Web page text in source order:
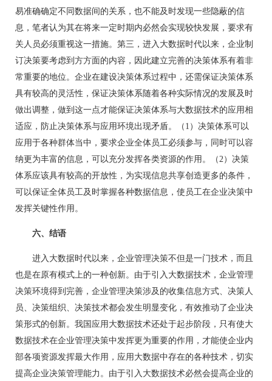
易准确确定不同数据间的关系，也不能及时发现一些隐蔽的信
息，笔者认为其在将来一定时期内必然会实现较快发展，要求有
关人员必须重视这一措施。第三，进入大数据时代以来，企业制
订决策要考虑到方方面的内容，因此建立完善的决策体系有着非
常重要的地位。企业在建设决策体系过程中，还需保证决策体系
具有较高的灵活性，保证决策体系随着各种实际情况的发展及时
做出调整，做到这一点才能保证决策体系与大数据技术的应用相
适应，防止决策体系与应用环境出现矛盾。（1）决策体系可以
应用于各种群体当中，要求企业全体员工必须参与，同时可以容
纳更为丰富的信息，可以充分发挥各类资源的作用。（2）决策
体系应该具有较高的开放性，为实现信息共享创造更多的条件，
可以保证全体员工及时掌握各种数据信息，使员工在企业决策中
发挥关键性作用。
六、结语
进入大数据时代以来，企业管理决策不但是一门技术，而且
也是在原有模式上的一种创新。由于引入大数据技术，企业管理
决策环境得到完善，企业管理决策涉及的收集信息方式、决策人
员、决策组织、决策技术都会发生明显变化，有效推动了企业决
策形式的创新。我国应用大数据技术还处于起步阶段，只有使大
数据技术在企业管理决策中发挥更为重要的作用，才能使企业内
部各项资源发挥最大作用，应用大数据中存在的各种技术，切实
提高企业决策管理能力。由于引入大数据技术必然会提高企业的